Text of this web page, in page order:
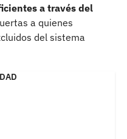
a través del
a quienes
del sistema